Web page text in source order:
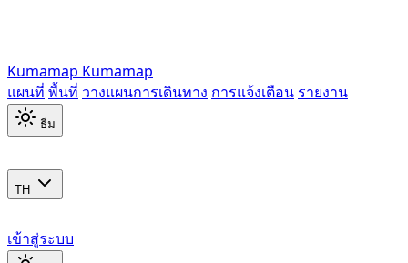
Kumamap Kumamap
แผนที่ พื้นที่ วางแผนการเดินทาง การแจ้งเตือน รายงาน
ธีม
TH
เข้าสู่ระบบ